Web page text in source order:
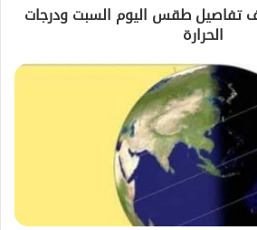
تفاصيل طقس اليوم السبت ودرجات
الحرارة